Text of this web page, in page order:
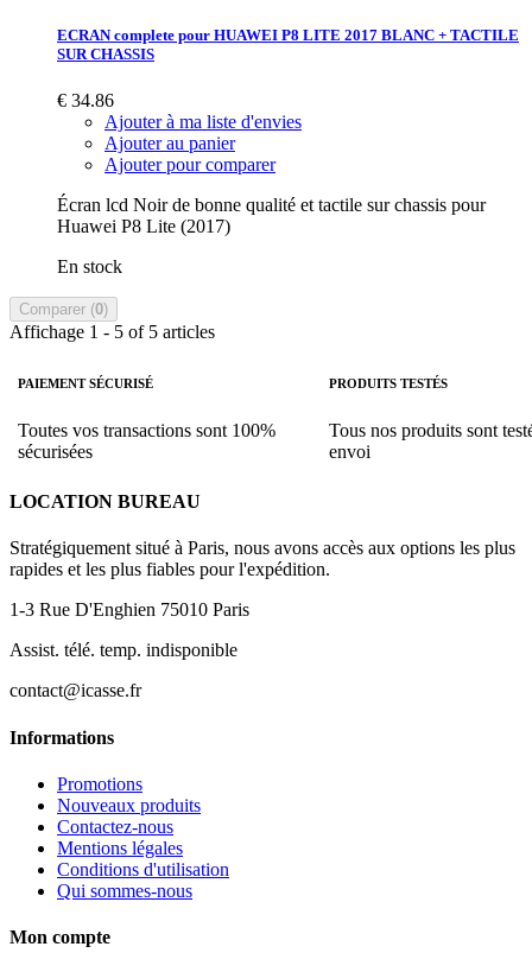
ECRAN complete pour HUAWEI P8 LITE 2017 BLANC + TACTILE
SUR CHASSIS
€ 34.86
Ajouter à ma liste d'envies
Ajouter au panier
Ajouter pour comparer
Écran lcd Noir de bonne qualité et tactile sur chassis pour
Huawei P8 Lite (2017)
En stock
Comparer (0)
Affichage 1 - 5 of 5 articles
PAIEMENT SÉCURISÉ
Toutes vos transactions sont 100%
sécurisées
PRODUITS TESTÉS
Tous nos produits sont
envoi
LOCATION BUREAU
Stratégiquement situé à Paris, nous avons accès aux options les plus
rapides et les plus fiables pour l'expédition.
1-3 Rue D'Enghien 75010 Paris
Assist. télé. temp. indisponible
contact@icasse.fr
Informations
Promotions
Nouveaux produits
Contactez-nous
Mentions légales
Conditions d'utilisation
Qui sommes-nous
Mon compte